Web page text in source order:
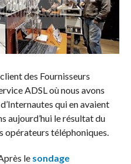
des Fournisseurs
ADSL où nous avons
qui en avaient
aujourd’hui le résultat du
opérateurs téléphoniques.
le sondage